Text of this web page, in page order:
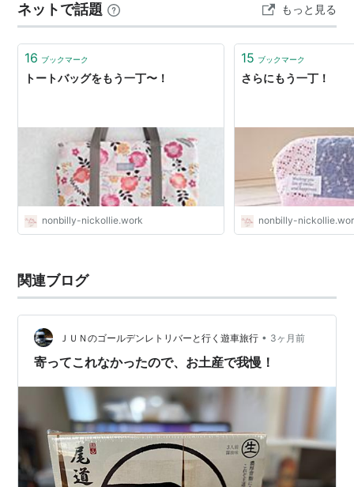
で、湯気が閉じ込められていて熱々で美味しいという感
じ。 やはりお店でいただくのとは程遠いのだが、雰囲気
は味わえた感じ。 お店は背脂がもっ…
ネットで話題 もっと見る
16 ブックマーク
トートバッグをもう一丁〜！
nonbilly-nickollie.work
15 ブックマーク
さらにもう一丁！
nonbilly-
関連ブログ
ＪＵＮのゴールデンレトリバーと行く遊車旅行 • 3ヶ月前
寄ってこれなかったので、お土産で我慢！